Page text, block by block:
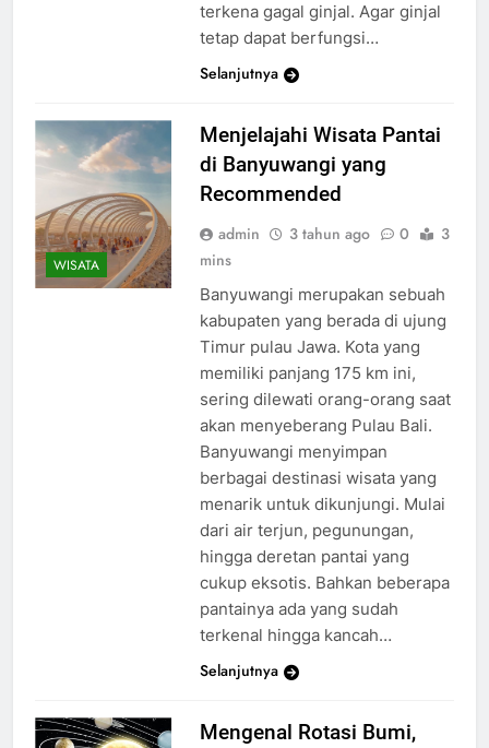
terkena gagal ginjal. Agar ginjal
tetap dapat berfungsi…
Selanjutnya
WISATA
Menjelajahi Wisata Pantai
di Banyuwangi yang
Recommended
admin 3 tahun ago 0
3
mins
Banyuwangi merupakan sebuah
kabupaten yang berada di ujung
Timur pulau Jawa. Kota yang
memiliki panjang 175 km ini,
sering dilewati orang-orang saat
akan menyeberang Pulau Bali.
Banyuwangi menyimpan
berbagai destinasi wisata yang
menarik untuk dikunjungi. Mulai
dari air terjun, pegunungan,
hingga deretan pantai yang
cukup eksotis. Bahkan beberapa
pantainya ada yang sudah
terkenal hingga kancah…
Selanjutnya
Mengenal Rotasi Bumi,